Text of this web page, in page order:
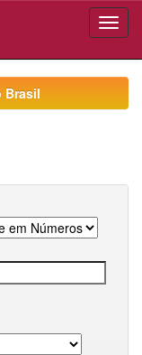
Brasil